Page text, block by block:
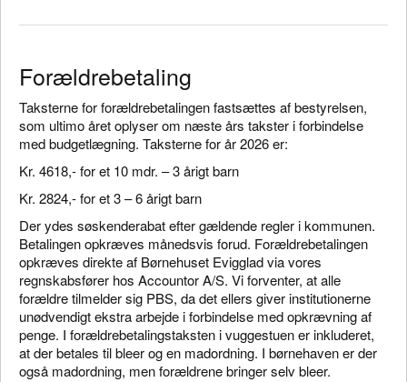
Forældrebetaling
Taksterne for forældrebetalingen fastsættes af bestyrelsen,
som ultimo året oplyser om næste års takster i forbindelse
med budgetlægning. Taksterne for år 2026 er:
Kr. 4618,- for et 10 mdr. – 3 årigt barn
Kr. 2824,- for et 3 – 6 årigt barn
Der ydes søskenderabat efter gældende regler i kommunen.
Betalingen opkræves månedsvis forud. Forældrebetalingen
opkræves direkte af Børnehuset Evigglad via vores
regnskabsfører hos Accountor A/S. Vi forventer, at alle
forældre tilmelder sig PBS, da det ellers giver institutionerne
unødvendigt ekstra arbejde i forbindelse med opkrævning af
penge. I forældrebetalingstaksten i vuggestuen er inkluderet,
at der betales til bleer og en madordning. I børnehaven er der
også madordning, men forældrene bringer selv bleer.